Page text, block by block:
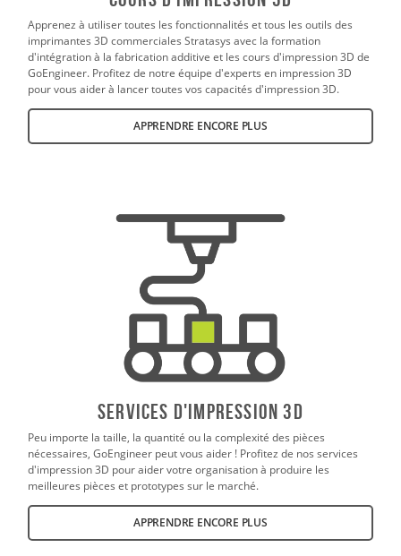
Apprenez à utiliser toutes les fonctionnalités et tous les outils des
imprimantes 3D commerciales Stratasys avec la formation
d'intégration à la fabrication additive et les cours d'impression 3D de
GoEngineer. Profitez de notre équipe d'experts en impression 3D
pour vous aider à lancer toutes vos capacités d'impression 3D.
APPRENDRE ENCORE PLUS
SERVICES D'IMPRESSION 3D
Peu importe la taille, la quantité ou la complexité des pièces
nécessaires, GoEngineer peut vous aider ! Profitez de nos services
d'impression 3D pour aider votre organisation à produire les
meilleures pièces et prototypes sur le marché.
APPRENDRE ENCORE PLUS